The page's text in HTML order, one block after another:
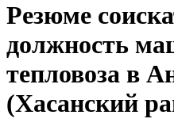
Резюме
должность
тепловоза в
(Хасанский